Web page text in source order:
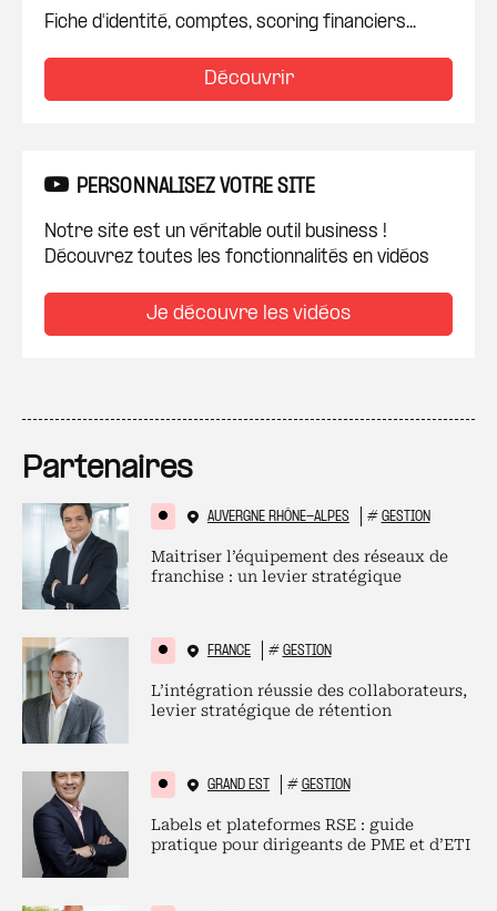
Fiche d'identité, comptes, scoring financiers...
Découvrir
PERSONNALISEZ VOTRE SITE
Notre site est un véritable outil business !
Découvrez toutes les fonctionnalités en vidéos
Je découvre les vidéos
Partenaires
AUVERGNE RHÔNE-ALPES # GESTION
Maitriser l’équipement des réseaux de
franchise : un levier stratégique
FRANCE # GESTION
L’intégration réussie des collaborateurs,
levier stratégique de rétention
GRAND EST # GESTION
Labels et plateformes RSE : guide
pratique pour dirigeants de PME et d’ETI